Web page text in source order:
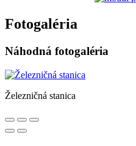
Fotogaléria
Náhodná fotogaléria
Železničná stanica